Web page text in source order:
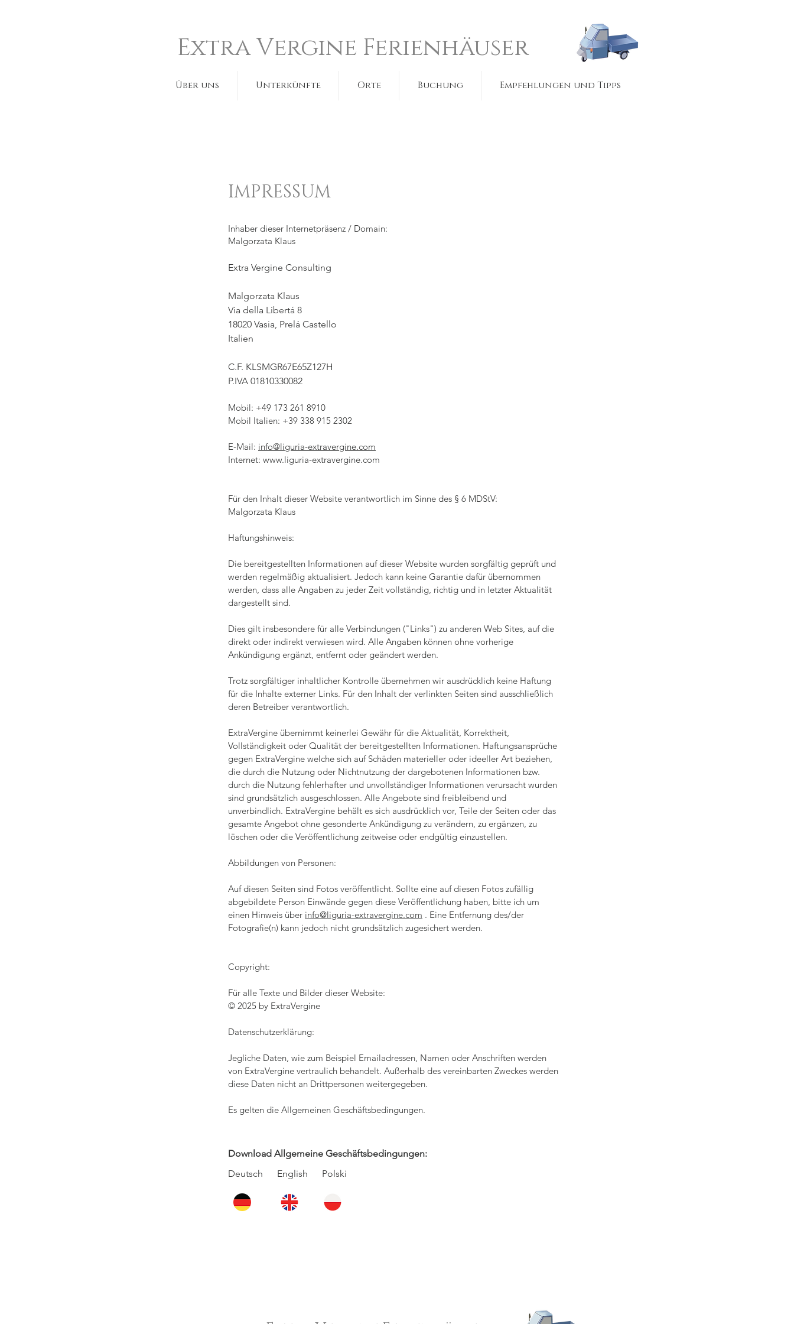
Extra Vergine Ferienhäuser
Über uns Unterkünfte Orte Buchung Empfehlungen und Tipps
IMPRESSUM
Inhaber dieser Internetpräsenz / Domain:
Malgorzata Klaus
Extra Vergine Consulting
Malgorzata Klaus
Via della Libertá 8
18020 Vasia, Prelá Castello
Italien
C.F. KLSMGR67E65Z127H
P.IVA 01810330082
Mobil: +49 173 261 8910
Mobil Italien: +39 338 915 2302
E-Mail: info@liguria-extravergine.com
Internet: www.liguria-extravergine.com
Für den Inhalt dieser Website verantwortlich im Sinne des § 6 MDStV:
Malgorzata Klaus
Haftungshinweis:
Die bereitgestellten Informationen auf dieser Website wurden sorgfältig geprüft und
werden regelmäßig aktualisiert. Jedoch kann keine Garantie dafür übernommen
werden, dass alle Angaben zu jeder Zeit vollständig, richtig und in letzter Aktualität
dargestellt sind.
Dies gilt insbesondere für alle Verbindungen ("Links") zu anderen Web Sites, auf die
direkt oder indirekt verwiesen wird. Alle Angaben können ohne vorherige
Ankündigung ergänzt, entfernt oder geändert werden.
Trotz sorgfältiger inhaltlicher Kontrolle übernehmen wir ausdrücklich keine Haftung
für die Inhalte externer Links. Für den Inhalt der verlinkten Seiten sind ausschließlich
deren Betreiber verantwortlich.
ExtraVergine übernimmt keinerlei Gewähr für die Aktualität, Korrektheit,
Vollständigkeit oder Qualität der bereitgestellten Informationen. Haftungsansprüche
gegen ExtraVergine welche sich auf Schäden materieller oder ideeller Art beziehen,
die durch die Nutzung oder Nichtnutzung der dargebotenen Informationen bzw.
durch die Nutzung fehlerhafter und unvollständiger Informationen verursacht wurden
sind grundsätzlich ausgeschlossen. Alle Angebote sind freibleibend und
unverbindlich. ExtraVergine behält es sich ausdrücklich vor, Teile der Seiten oder das
gesamte Angebot ohne gesonderte Ankündigung zu verändern, zu ergänzen, zu
löschen oder die Veröffentlichung zeitweise oder endgültig einzustellen.
Abbildungen von Personen:
Auf diesen Seiten sind Fotos veröffentlicht. Sollte eine auf diesen Fotos zufällig
abgebildete Person Einwände gegen diese Veröffentlichung haben, bitte ich um
einen Hinweis über info@liguria-extravergine.com . Eine Entfernung des/der
Fotografie(n) kann jedoch nicht grundsätzlich zugesichert werden.
Copyright:
Für alle Texte und Bilder dieser Website:
© 2025 by ExtraVergine
Datenschutzerklärung:
Jegliche Daten, wie zum Beispiel Emailadressen, Namen oder Anschriften werden
von ExtraVergine vertraulich behandelt. Außerhalb des vereinbarten Zweckes werden
diese Daten nicht an Drittpersonen weitergegeben.
Es gelten die Allgemeinen Geschäftsbedingungen.
Download Allgemeine Geschäftsbedingungen:
Deutsch English Polski